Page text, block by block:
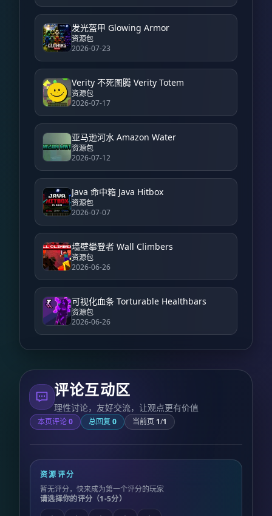
发光盔甲 Glowing Armor
资源包
2026-07-23
Verity 不死图腾 Verity Totem
资源包
2026-07-17
亚马逊河水 Amazon Water
资源包
2026-07-12
Java 命中箱 Java Hitbox
资源包
2026-07-07
墙壁攀登者 Wall Climbers
资源包
2026-06-26
可视化血条 Torturable Healthbars
资源包
2026-06-26
评论互动区
理性讨论，友好交流，让观点更有价值
本页评论0 总回复 0 当前页 1/1
资源评分
暂无评分，快来成为第一个评分的玩家
请选择你的评分（1-5分）